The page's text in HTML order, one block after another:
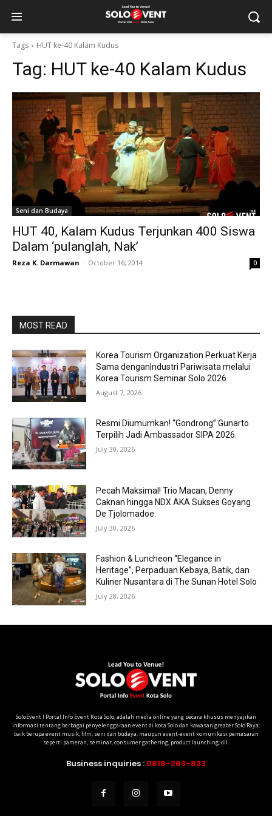
Tags HUT ke-40 Kalam Kudus
Tag: HUT ke-40 Kalam Kudus
Seni dan Budaya
HUT 40, Kalam Kudus Terjunkan 400 Siswa
Dalam ‘pulanglah, Nak’
Reza K. Darmawan - October 16, 2014 0
MOST READ
Korea Tourism Organization Perkuat Kerja
Sama denganIndustri Pariwisata melalui
Korea Tourism Seminar Solo 2026
August 7, 2026
Resmi Diumumkan! “Gondrong” Gunarto
Terpilih Jadi Ambassador SIPA 2026.
July 30, 2026
Pecah Maksimal! Trio Macan, Denny
Caknan hingga NDX AKA Sukses Goyang
De Tjolomadoe.
July 30, 2026
Fashion & Luncheon “Elegance in
Heritage”, Perpaduan Kebaya, Batik, dan
Kuliner Nusantara di The Sunan Hotel Solo
July 28, 2026
SoloEvent I Portal Info Event Kota Solo, adalah media online yang secara khusus menyajikan
informasi tentang berbagai penyelenggaraan event di kota Solo dan kawasan greater Solo Raya;
baik berupa event musik, film, seni dan budaya, maupun event-event komunikasi pemasaran
seperti pameran, seminar, consumer gathering, product launching, dll.
Business inquiries : 0818-263-823